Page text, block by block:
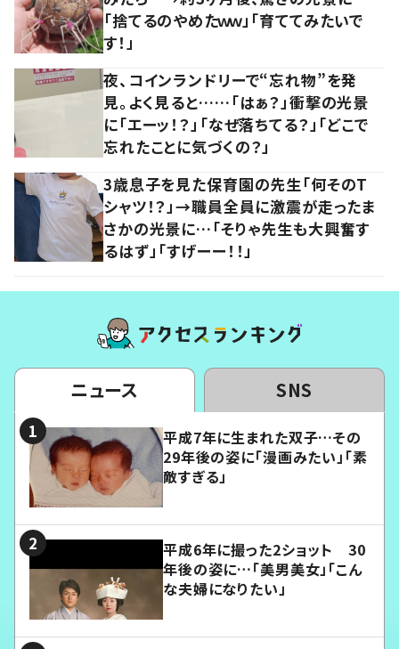
「捨てるのやめたｗｗ」「育ててみたいで
す！」
夜、コインランドリーで“忘れ物”を発
見。よく見ると……「はぁ？」衝撃の光景
に「エーッ！？」「なぜ落ちてる？」「どこで
忘れたことに気づくの？」
3歳息子を見た保育園の先生「何そのT
シャツ！？」→職員全員に激震が走ったま
さかの光景に…「そりゃ先生も大興奮す
るはず」「すげーー！！」
ニュース SNS
平成7年に生まれた双子…その
29年後の姿に「漫画みたい」「素
敵すぎる」
平成6年に撮った2ショット 30
年後の姿に…「美男美女」「こん
な夫婦になりたい」